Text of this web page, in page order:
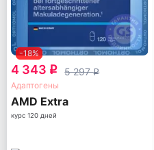
-18%
4 343 q 5 297q
Адаптогены
AМD Extra
курс 120 дней